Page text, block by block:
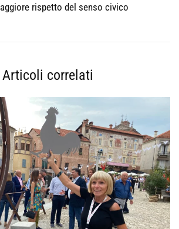
rispetto del senso civico
Articoli correlati